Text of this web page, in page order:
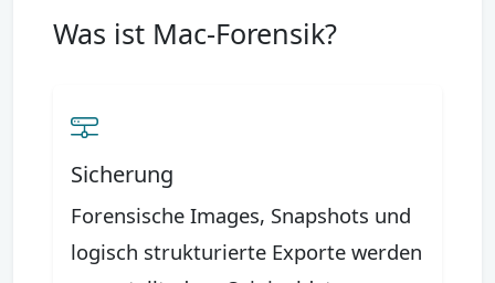
Was ist Mac-Forensik?
Sicherung
Forensische Images, Snapshots und
logisch strukturierte Exporte werden